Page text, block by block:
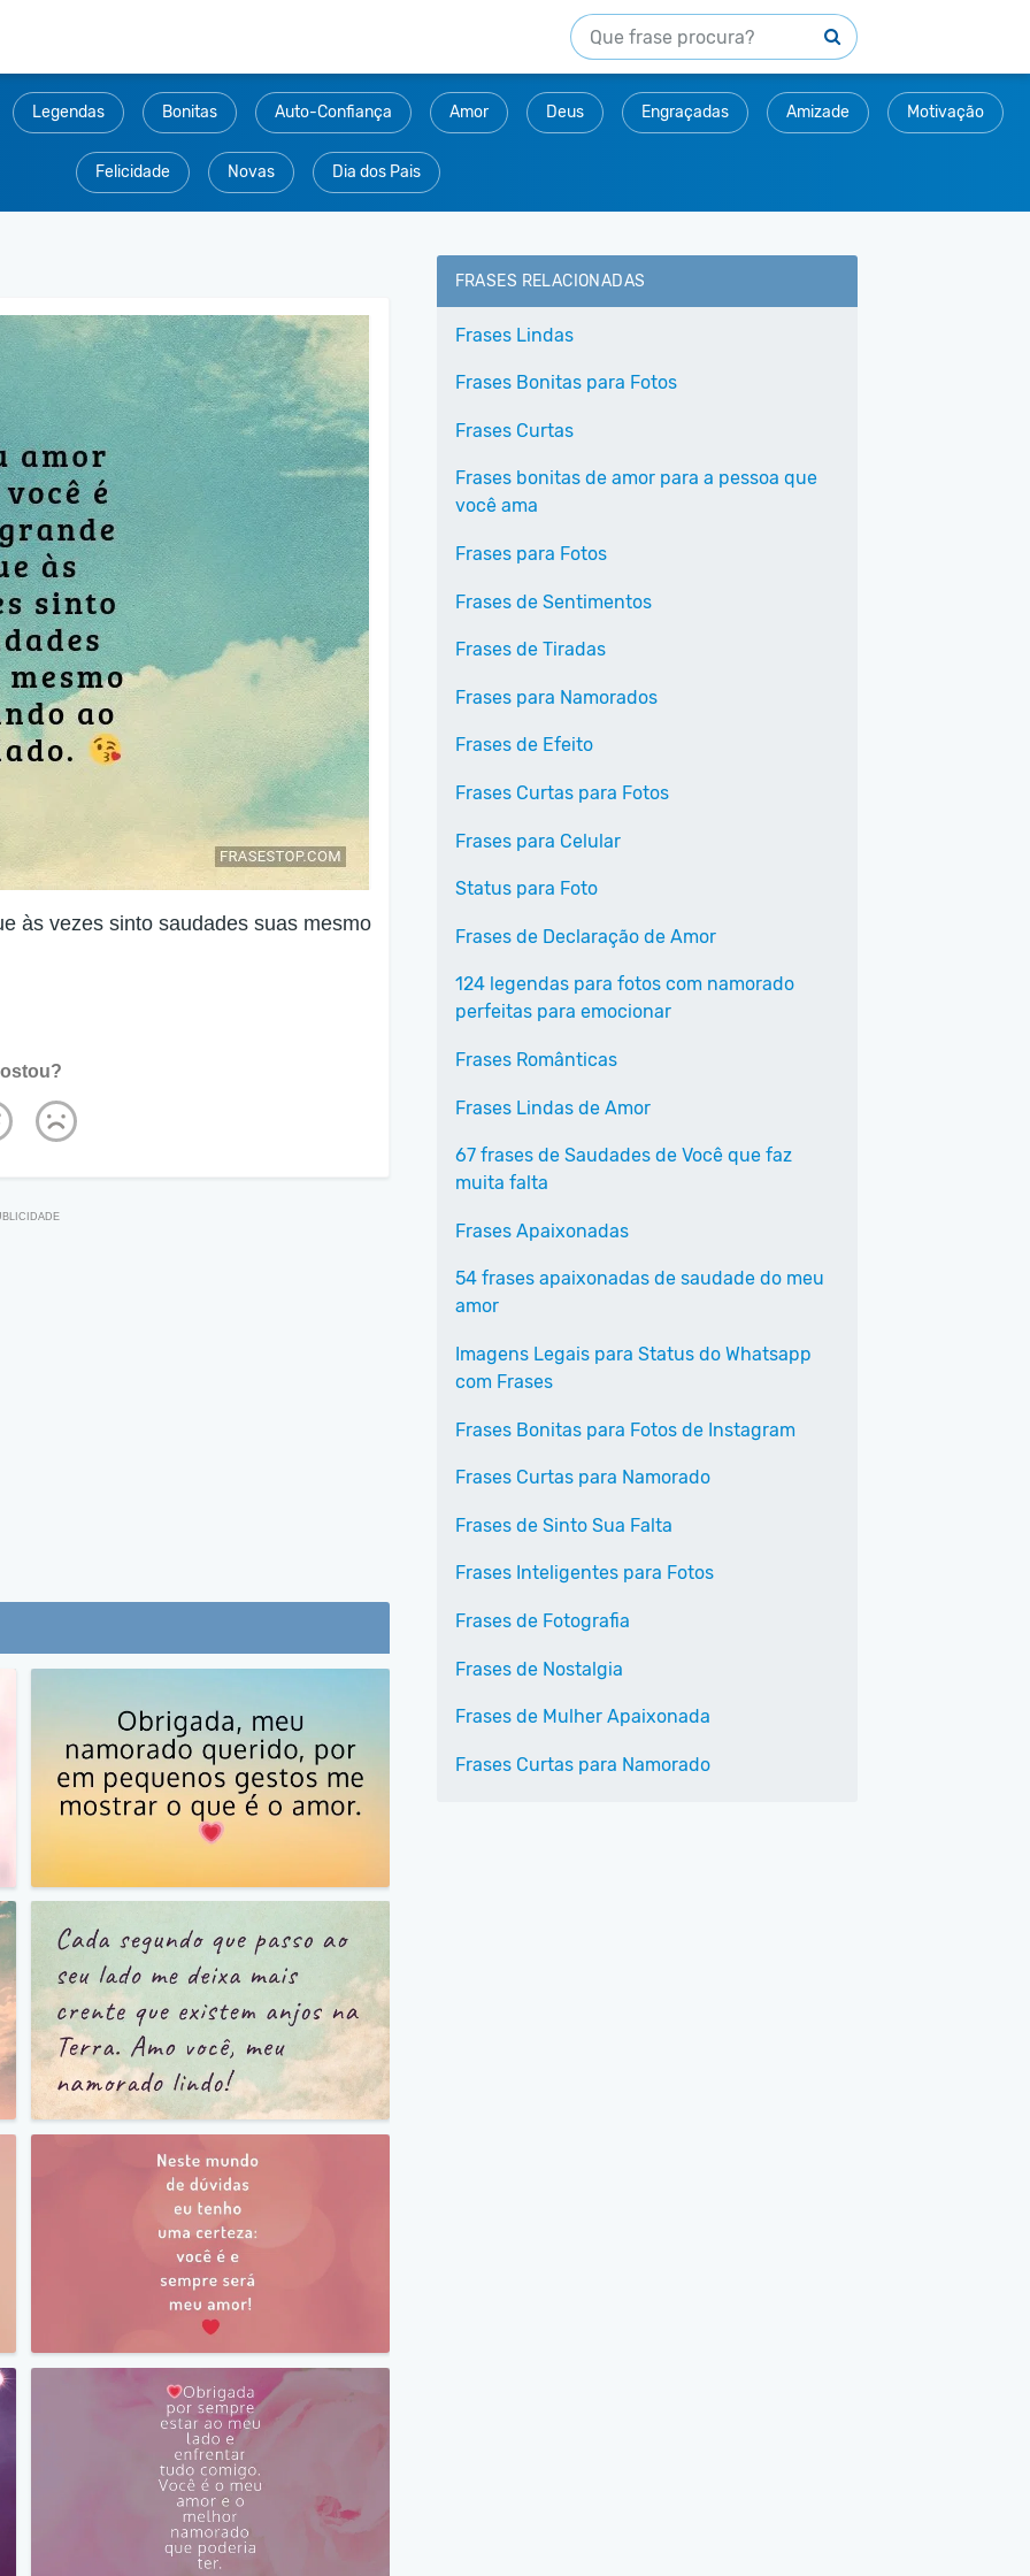
Legendas Bonitas Auto-Confiança Amor Deus Engraçadas Amizade Motivação
Felicidade Novas Dia dos Pais
às vezes sinto saudades suas mesmo
FRASES RELACIONADAS
Frases Lindas
Frases Bonitas para Fotos
Frases Curtas
Frases bonitas de amor para a pessoa que
você ama
Frases para Fotos
Frases de Sentimentos
Frases de Tiradas
Frases para Namorados
Frases de Efeito
Frases Curtas para Fotos
Frases para Celular
Status para Foto
Frases de Declaração de Amor
124 legendas para fotos com namorado
perfeitas para emocionar
Frases Românticas
Frases Lindas de Amor
67 frases de Saudades de Você que faz
muita falta
Frases Apaixonadas
54 frases apaixonadas de saudade do meu
amor
Imagens Legais para Status do Whatsapp
com Frases
Frases Bonitas para Fotos de Instagram
Frases Curtas para Namorado
Frases de Sinto Sua Falta
Frases Inteligentes para Fotos
Frases de Fotografia
Frases de Nostalgia
Frases de Mulher Apaixonada
Frases Curtas para Namorado